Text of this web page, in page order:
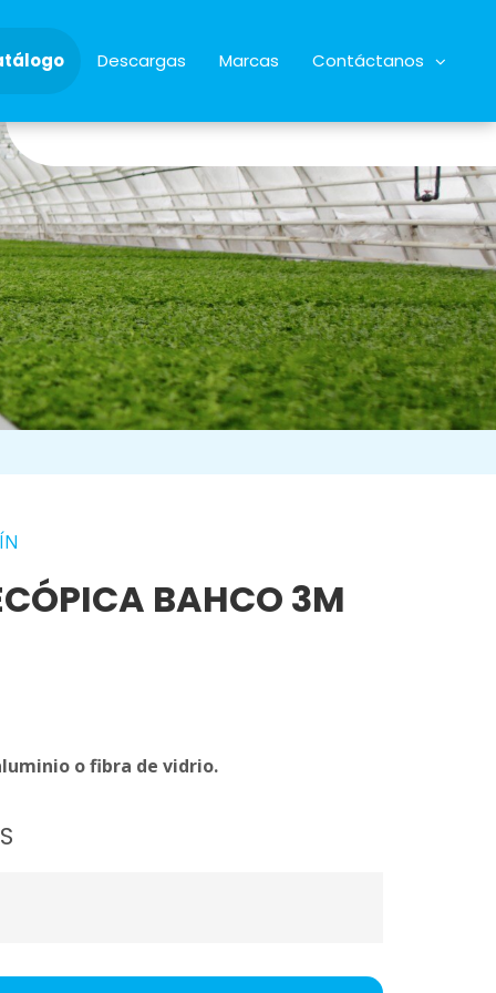
Descargas Marcas Contáctanos
BAHCO 3M
o fibra de vidrio.